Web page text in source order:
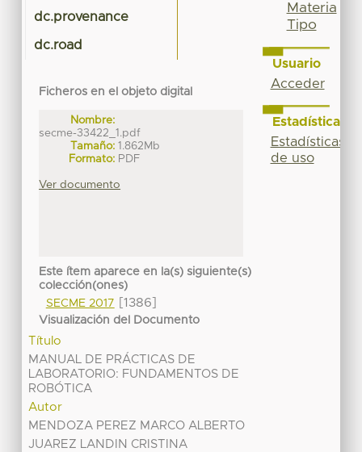
dc.provenance
dc.road
Ficheros en el objeto digital
Nombre:
secme-33422_1.pdf
Tamaño: 1.862Mb
Formato: PDF
Ver documento
Este ítem aparece en la(s) siguiente(s)
colección(ones)
SECME 2017
[1386]
Visualización del Documento
Título
MANUAL DE PRÁCTICAS DE
LABORATORIO: FUNDAMENTOS DE
ROBÓTICA
Autor
MENDOZA PEREZ MARCO ALBERTO
JUAREZ LANDIN CRISTINA
Materia
Tipo
Usuario
Acceder
Estadísticas
Estadísticas
de uso